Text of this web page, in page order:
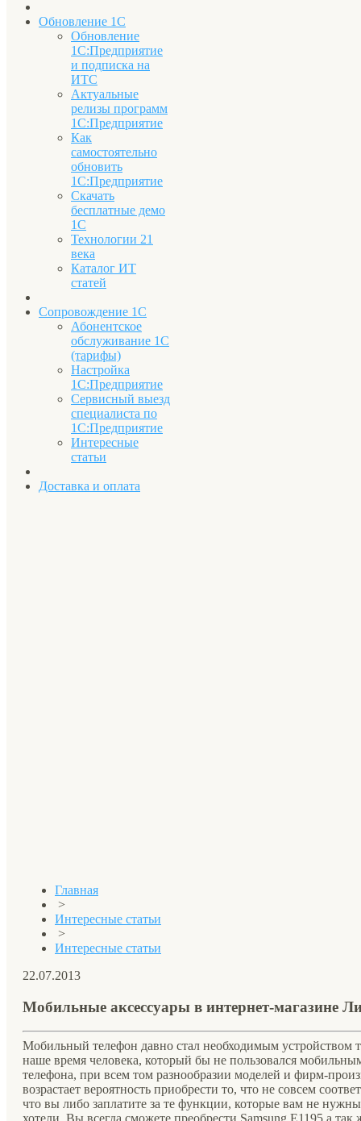
Обновление 1С
Обновление
1С:Предприятие
и подписка на
ИТС
Актуальные
релизы программ
1С:Предприятие
Как
самостоятельно
обновить
1С:Предприятие
Скачать
бесплатные демо
1С
Технологии 21
века
Каталог ИТ
статей
Сопровождение 1С
Абонентское
обслуживание 1С
(тарифы)
Настройка
1С:Предприятие
Сервисный выезд
специалиста по
1С:Предприятие
Интересные
статьи
Доставка и оплата
Главная
>
Интересные статьи
>
Интересные статьи
22.07.2013
Мобильные аксессуары в интернет-магазине
Мобильный телефон давно стал необходимым устройством
наше время человека, который бы не пользовался
телефона, при всем том разнообразии моделей и фирм-
возрастает вероятность приобрести то, что не совсем
что вы либо заплатите за те функции, которые вам не